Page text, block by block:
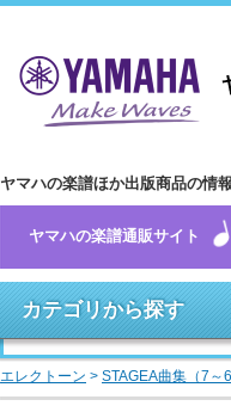
ヤマハの楽譜ほか出版商品の情
ヤマハの楽譜通販サイト
カテゴリから探す
エレクトーン > STAGEA曲集（7～6